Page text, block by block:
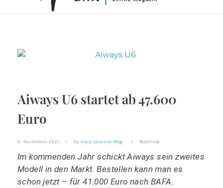
Puls Magazin
Zukunft der Mobilität
Aiways U6 startet ab 47.600
Euro
8. November 2022 by Hans-Joachim Mag Mobilität
Im kommenden Jahr schickt Aiways sein zweites
Modell in den Markt. Bestellen kann man es
schon jetzt – für 41.000 Euro nach BAFA.